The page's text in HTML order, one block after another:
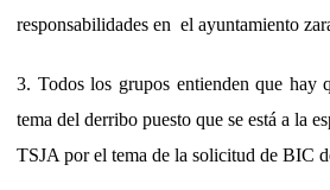
responsabilidades en el ayuntamiento
3. Todos los grupos entienden que hay
tema del derribo puesto que se está a la
TSJA por el tema de la solicitud de BIC